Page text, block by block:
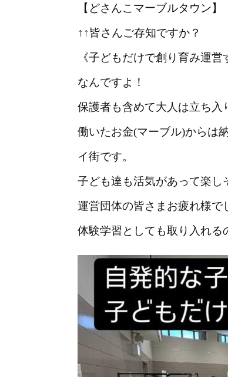
【どさんこマーブルタウン】
↑↑皆さんご存知ですか？
《子どもだけで創り育み運営
なんですよ！
保護者も含めて大人は立ち
働いたお金(マーブル)からは
イ街です。
子ども達も活気があって楽し
運営団体の皆さまお疲れ様で
体験学習としても取り入れる